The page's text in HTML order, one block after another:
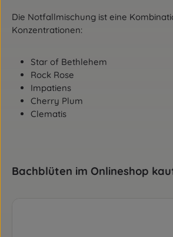
Die Notfallmischung ist eine
Konzentrationen:
Star of Bethlehem
Rock Rose
Impatiens
Cherry Plum
Clematis
Produktgalerie überspringen
Bachblüten im Onlineshop